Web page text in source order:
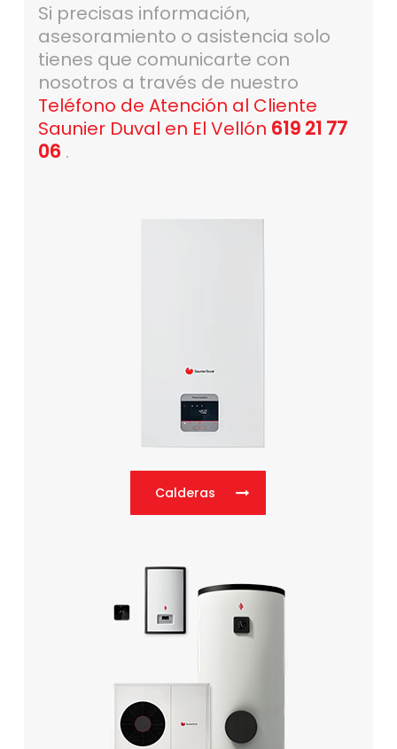
Si precisas información,
asesoramiento o asistencia solo
tienes que comunicarte con
nosotros a través de nuestro
Teléfono de Atención al Cliente
Saunier Duval en El Vellón 619 21 77
06 .
Calderas